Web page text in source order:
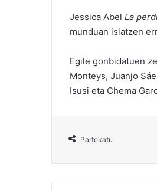
Jessica Abel La
munduan islatzen
Egile gonbidatuen
Monteys, Juanjo
Isusi eta Chema
Partekatu